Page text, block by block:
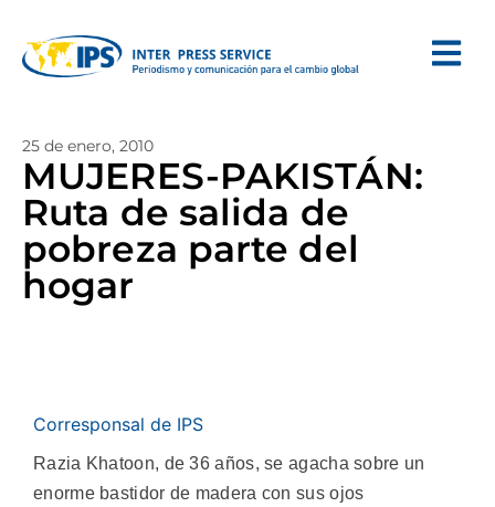
25 de enero, 2010
MUJERES-PAKISTÁN:
Ruta de salida de
pobreza parte del
hogar
Corresponsal de IPS
Razia Khatoon, de 36 años, se agacha sobre un
enorme bastidor de madera con sus ojos